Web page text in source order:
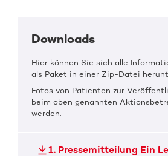
Downloads
Hier können Sie sich alle
als Paket in einer Zip-Datei
Fotos von Patienten zur
beim oben genannten
werden.
1. Pressemitteilung Ein